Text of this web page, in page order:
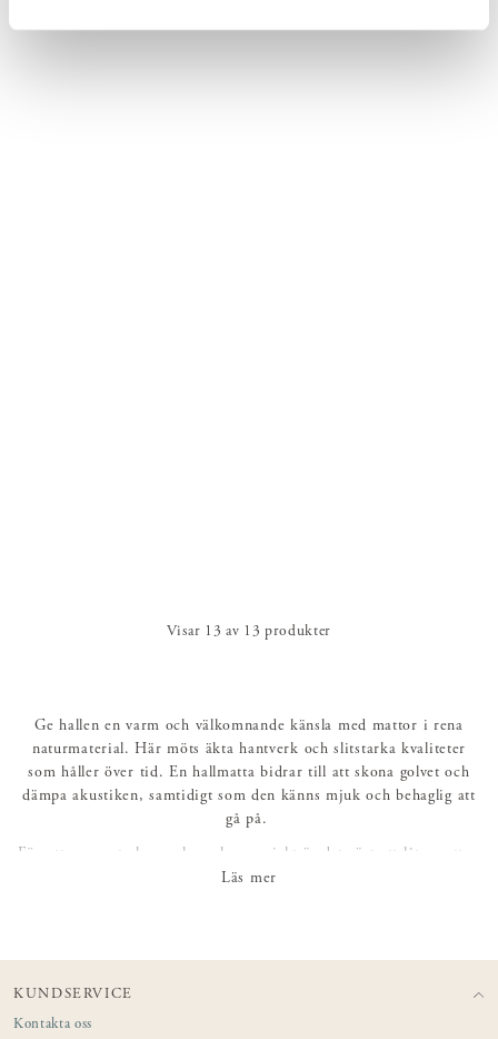
Visar 13 av 13 produkter
Ge hallen en varm och välkomnande känsla med mattor i rena
naturmaterial. Här möts äkta hantverk och slitstarka kvaliteter
som håller över tid. En hallmatta bidrar till att skona golvet och
dämpa akustiken, samtidigt som den känns mjuk och behaglig att
gå på.
För att rummet ska upplevas harmoniskt är det värt att låta mattan
ta plats, en alltför liten matta kan få hallen att kännas mindre än
Läs mer
KUNDSERVICE
Kontakta oss